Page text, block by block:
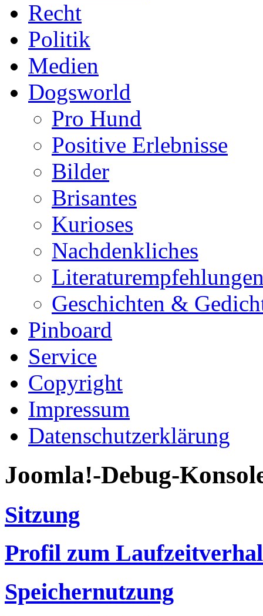
Recht
Politik
Medien
Dogsworld
Pro Hund
Positive Erlebnisse
Bilder
Brisantes
Kurioses
Nachdenkliches
Geschichten &
Pinboard
Service
Copyright
Impressum
Datenschutzerklärung
Joomla!-Debug-
Sitzung
Profil zum
Speichernutzung